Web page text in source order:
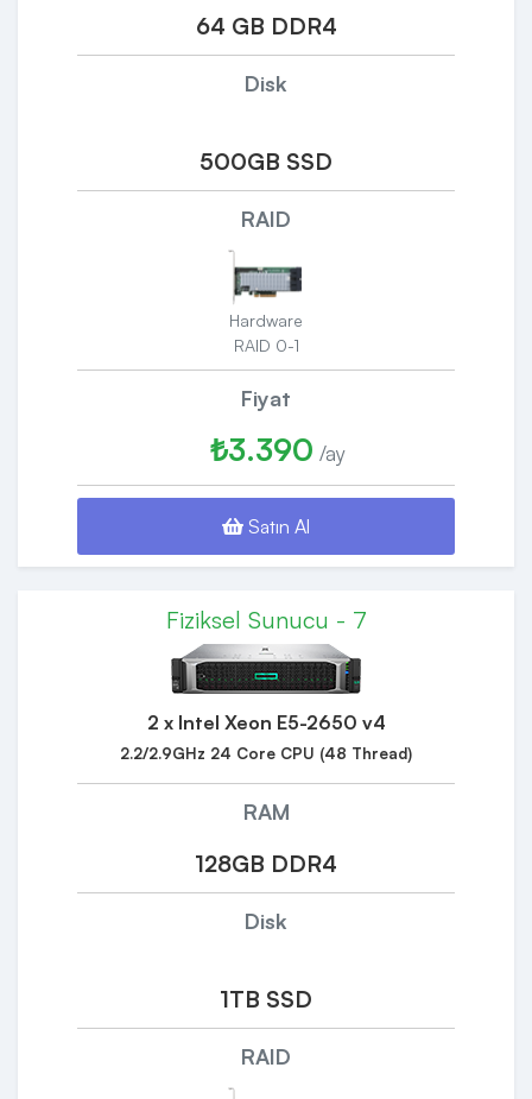
64 GB DDR4
Disk
500GB SSD
RAID
Hardware
RAID 0-1
Fiyat
₺3.390 /ay
Satın Al
Fiziksel Sunucu - 7
2 x Intel Xeon E5-2650 v4
2.2/2.9GHz 24 Core CPU (48 Thread)
RAM
128GB DDR4
Disk
1TB SSD
RAID